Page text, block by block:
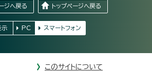
ジへ戻る トップページへ戻る
示 PC スマートフォン
このサイトについて